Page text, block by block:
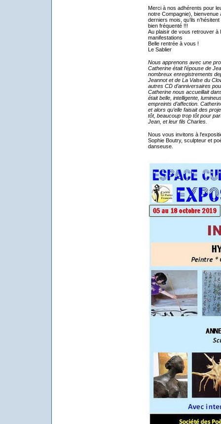
Merci à nos adhérents pour
notre Compagnie),
derniers mois, qu’ils
bien fréquenté !!!
Au plaisir de vous retrouver à
manifestations
Belle rentrée à vous !
Le Sablier
Nous apprenons avec une
Catherine était l’épouse de
nombreux enregistrements
Jeannot et de La Valse du
autres CD d’anniversaires
Catherine nous accueillait
était belle, intelligente,
empreints d’affection.
et alors qu’elle faisait des
tôt, beaucoup trop tôt pour
Jean, et leur fils Charles.
Nous vous invitons à
Sophie Boutry, sculpteur et
danseuse.